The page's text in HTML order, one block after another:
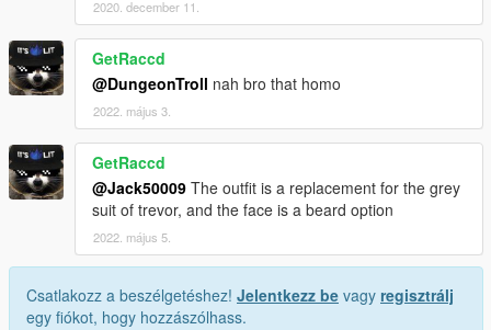
2020. december 11.
GetRaccd
@DungeonTroll nah bro that homo
2022. május 3.
GetRaccd
@Jack50009 The outfit is a replacement for the grey
suit of trevor, and the face is a beard option
2022. május 5.
Csatlakozz a beszélgetéshez! Jelentkezz be vagy regisztrálj
egy fiókot, hogy hozzászólhass.